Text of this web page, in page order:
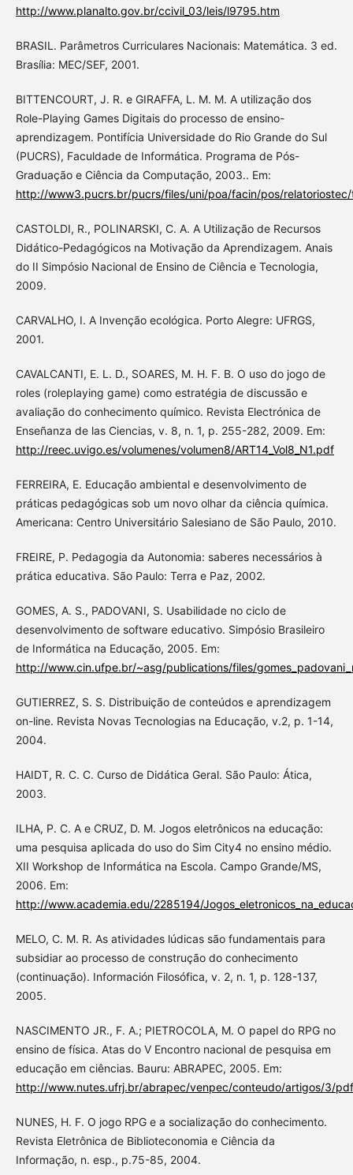
http://www.planalto.gov.br/ccivil_03/leis/l9795.htm
BRASIL. Parâmetros Curriculares Nacionais: Matemática. 3 ed.
Brasília: MEC/SEF, 2001.
BITTENCOURT, J. R. e GIRAFFA, L. M. M. A utilização dos
Role-Playing Games Digitais do processo de ensino-
aprendizagem. Pontifícia Universidade do Rio Grande do Sul
(PUCRS), Faculdade de Informática. Programa de Pós-
Graduação e Ciência da Computação, 2003.. Em:
http://www3.pucrs.br/pucrs/files/uni/poa/facin/pos/
CASTOLDI, R., POLINARSKI, C. A. A Utilização de Recursos
Didático-Pedagógicos na Motivação da Aprendizagem. Anais
do II Simpósio Nacional de Ensino de Ciência e Tecnologia,
2009.
CARVALHO, I. A Invenção ecológica. Porto Alegre: UFRGS,
2001.
CAVALCANTI, E. L. D., SOARES, M. H. F. B. O uso do jogo de
roles (roleplaying game) como estratégia de discussão e
avaliação do conhecimento químico. Revista Electrónica de
Enseñanza de las Ciencias, v. 8, n. 1, p. 255-282, 2009. Em:
http://reec.uvigo.es/volumenes/volumen8/ART14_Vol8_N1.pdf
FERREIRA, E. Educação ambiental e desenvolvimento de
práticas pedagógicas sob um novo olhar da ciência química.
Americana: Centro Universitário Salesiano de São Paulo, 2010.
FREIRE, P. Pedagogia da Autonomia: saberes necessários à
prática educativa. São Paulo: Terra e Paz, 2002.
GOMES, A. S., PADOVANI, S. Usabilidade no ciclo de
desenvolvimento de software educativo. Simpósio Brasileiro
de Informática na Educação, 2005. Em:
http://www.cin.ufpe.br/~asg/publications/files/
GUTIERREZ, S. S. Distribuição de conteúdos e aprendizagem
on-line. Revista Novas Tecnologias na Educação, v.2, p. 1-14,
2004.
HAIDT, R. C. C. Curso de Didática Geral. São Paulo: Ática,
2003.
ILHA, P. C. A e CRUZ, D. M. Jogos eletrônicos na educação:
uma pesquisa aplicada do uso do Sim City4 no ensino médio.
XII Workshop de Informática na Escola. Campo Grande/MS,
2006. Em:
http://www.academia.edu/2285194/
MELO, C. M. R. As atividades lúdicas são fundamentais para
subsidiar ao processo de construção do conhecimento
(continuação). Información Filosófica, v. 2, n. 1, p. 128-137,
2005.
NASCIMENTO JR., F. A.; PIETROCOLA, M. O papel do RPG no
ensino de física. Atas do V Encontro nacional de pesquisa em
educação em ciências. Bauru: ABRAPEC, 2005. Em:
http://www.nutes.ufrj.br/abrapec/venpec/conteudo/artigos/3/
NUNES, H. F. O jogo RPG e a socialização do conhecimento.
Revista Eletrônica de Biblioteconomia e Ciência da
Informação, n. esp., p.75-85, 2004.